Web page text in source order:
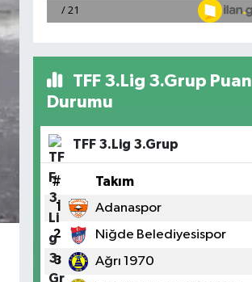
TFF 3.Lig 3.Grup Puan
Durumu
TFF 3.Lig 3.Grup
# Takım
1 Adanaspor
2 Niğde Belediyesispor
3 Ağrı 1970